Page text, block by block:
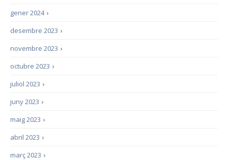
›
gener 2024
›
desembre 2023
›
novembre 2023
›
octubre 2023
›
juliol 2023
›
juny 2023
›
maig 2023
›
abril 2023
›
març 2023